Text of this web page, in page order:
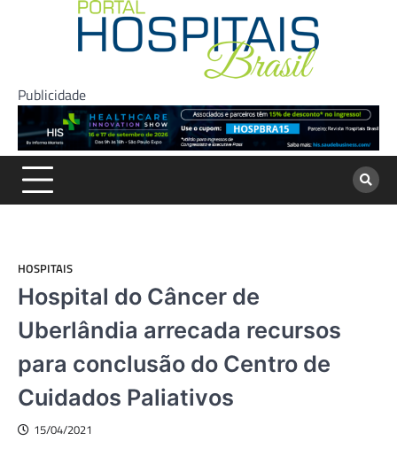
Publicidade
HOSPITAIS
Hospital do Câncer de
Uberlândia arrecada recursos
para conclusão do Centro de
Cuidados Paliativos
15/04/2021